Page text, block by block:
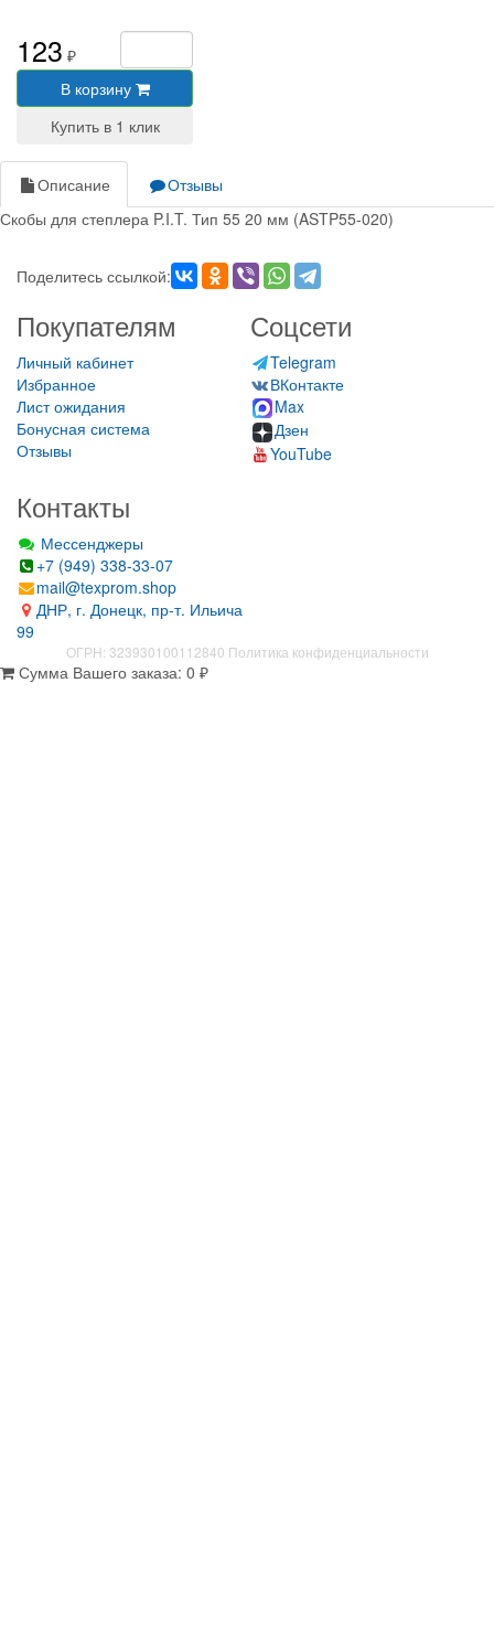
123 ₽
В корзину
Описание
Отзывы
Скобы для степлера P.I.T. Тип 55 20 мм (ASTP55-020)
Поделитесь ссылкой:
Покупателям
Личный кабинет
Избранное
Лист ожидания
Бонусная система
Отзывы
Соцсети
Telegram
ВКонтакте
Max
Дзен
YouTube
Контакты
Мессенджеры
+7 (949) 338-33-07
mail@texprom.shop
ДНР, г. Донецк, пр-т. Ильича
99
ОГРН: 323930100112840 Политика конфиденциальности
Сумма Вашего заказа: 0 ₽